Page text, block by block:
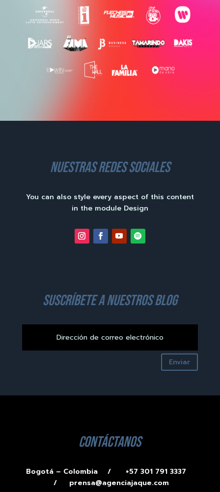
nuestras redes sociales
You can also style every aspect of this content
in the module Design
suscríbete a nuestros blog
Enviar
contáctanos
Bogotá – Colombia /
+57 301 791 3337
/ prensa@agenciajaque.com